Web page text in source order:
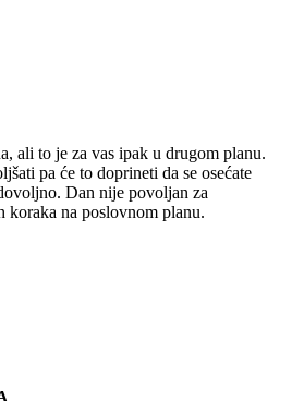
ali to je za vas ipak u drugom planu.
pa će to doprineti da se osećate
Dan nije povoljan za
koraka na poslovnom planu.